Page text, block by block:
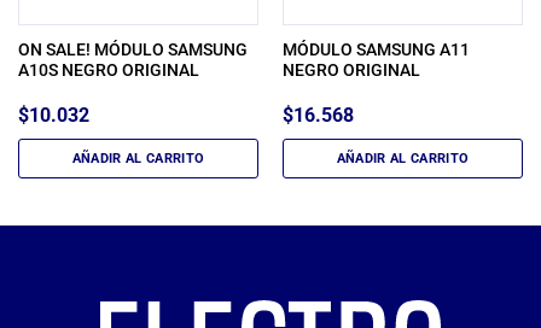
ON SALE! MÓDULO SAMSUNG
A10S NEGRO ORIGINAL
$10.032
AÑADIR AL CARRITO
MÓDULO SAMSUNG A11
NEGRO ORIGINAL
$16.568
AÑADIR AL CARRITO